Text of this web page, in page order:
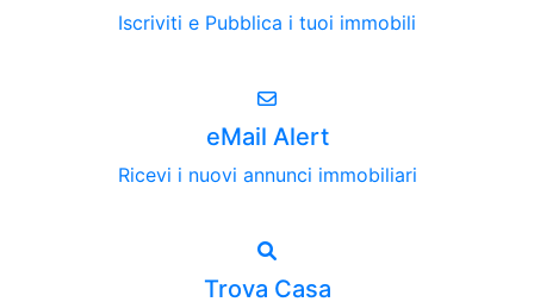
Iscriviti e Pubblica i tuoi immobili
eMail Alert
Ricevi i nuovi annunci immobiliari
Trova Casa